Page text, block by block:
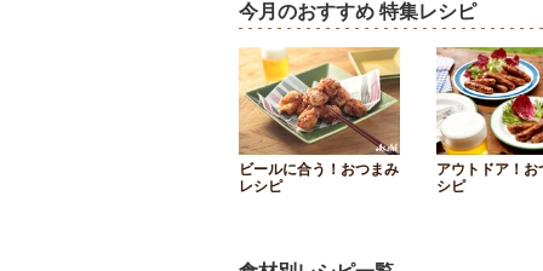
今月のおすすめ 特集レシピ
ビールに合う！おつまみ
レシピ
アウトドア！お
シピ